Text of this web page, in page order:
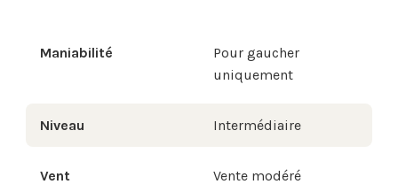
Maniabilité
Pour gaucher
uniquement
Niveau Intermédiaire
Vent Vente modéré